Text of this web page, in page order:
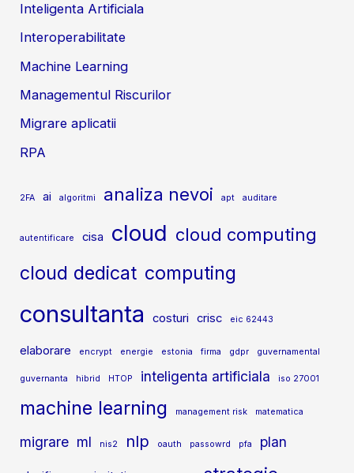
Inteligenta Artificiala
Interoperabilitate
Machine Learning
Managementul Riscurilor
Migrare aplicatii
RPA
2FA ai algoritmi analiza nevoi apt auditare
autentificare cisa cloud cloud computing
cloud dedicat computing
consultanta costuri crisc eic 62443
elaborare encrypt energie estonia firma gdpr guvernamental
guvernanta hibrid HTOP inteligenta artificiala iso 27001
machine learning management risk matematica
migrare ml nis2 nlp oauth passowrd pfa plan